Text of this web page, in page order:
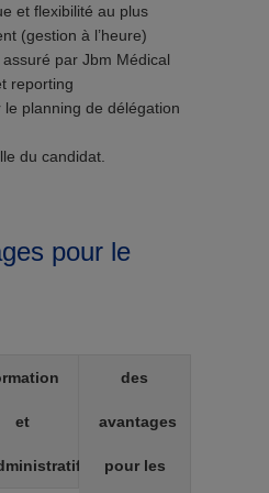
et flexibilité au plus
(gestion à l’heure)
par Jbm Médical
reporting
planning de délégation
du candidat.
pour le
et
des
avantages
pour les